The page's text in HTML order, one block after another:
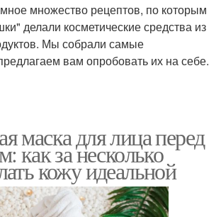
множество рецептов, по которым
делали косметические средства из
Мы собрали самые
вам опробовать их на себе.
маска для лица перед
как за несколько
кожу идеальной